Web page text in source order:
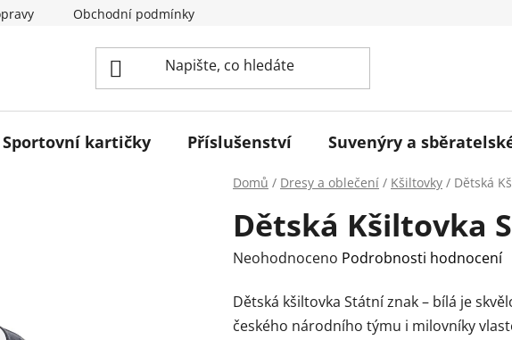
Obchodní podmínky
Sportovní kartičky Příslušenství Suvenýry a
Domů / Dresy a oblečení / Kšiltovky / Dětská
Dětská Kšiltovka
Průměrné
produktu
je
Neohodnoceno Podrobnosti hodnocení
Dětská kšiltovka Státní znak – bílá je
českého národního týmu i milovníky